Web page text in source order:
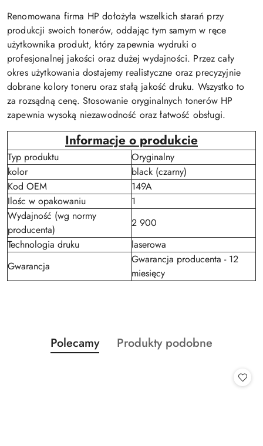
Renomowana firma HP dołożyła wszelkich starań przy
produkcji swoich tonerów, oddając tym samym w ręce
użytkownika produkt, który zapewnia wydruki o
profesjonalnej jakości oraz dużej wydajności. Przez cały
okres użytkowania dostajemy realistyczne oraz precyzyjnie
dobrane kolory toneru oraz stałą jakość druku. Wszystko to
za rozsądną cenę. Stosowanie oryginalnych tonerów HP
zapewnia wysoką niezawodność oraz łatwość obsługi.
Informacje o produkcie
Typ produktu
Oryginalny
kolor
black (czarny)
Kod OEM
149A
Ilośc w opakowaniu
1
Wydajność (wg normy
producenta)
2 900
Technologia druku
laserowa
Gwarancja
Gwarancja producenta - 12
miesięcy
Pomiń karuzelę produktów
Produkty
o
Polecamy
Produkty
Produkty podobne